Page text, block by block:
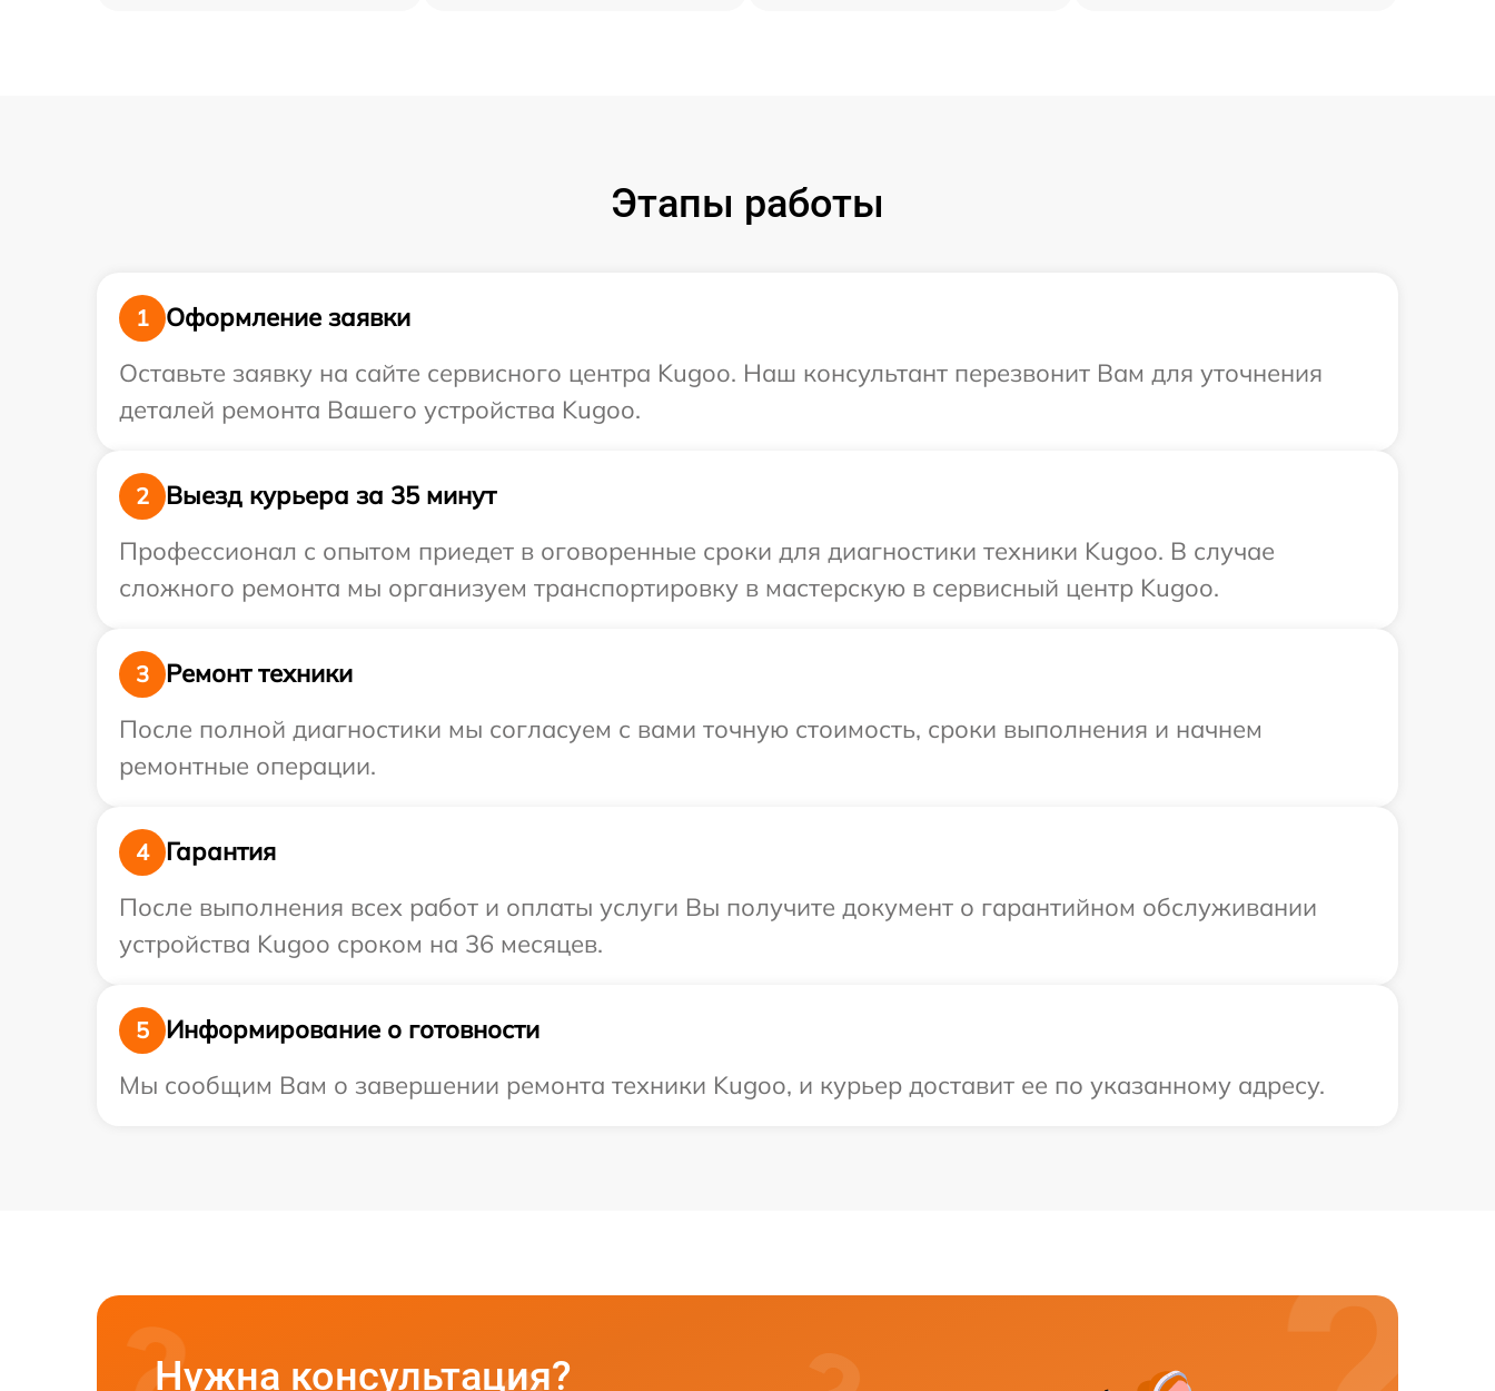
Этапы работы
1
Оформление заявки
Оставьте заявку на сайте сервисного центра Kugoo. Наш консультант перезвонит Вам для уточнения
деталей ремонта Вашего устройства Kugoo.
2
Выезд курьера за 35 минут
Профессионал с опытом приедет в оговоренные сроки для диагностики техники Kugoo. В случае
сложного ремонта мы организуем транспортировку в мастерскую в сервисный центр Kugoo.
3
Ремонт техники
После полной диагностики мы согласуем с вами точную стоимость, сроки выполнения и начнем
ремонтные операции.
4
Гарантия
После выполнения всех работ и оплаты услуги Вы получите документ о гарантийном обслуживании
устройства Kugoo сроком на 36 месяцев.
5
Информирование о готовности
Мы сообщим Вам о завершении ремонта техники Kugoo, и курьер доставит ее по указанному адресу.
Нужна консультация?